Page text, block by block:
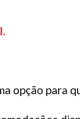
opção para